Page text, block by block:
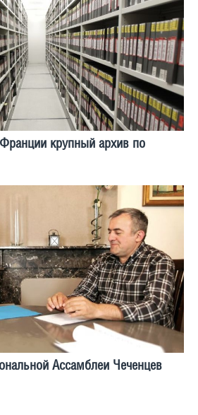
крупный архив по
Ассамблеи Чеченцев